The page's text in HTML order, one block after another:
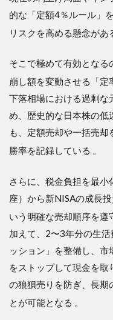
定率
と定
却の
メカ
ニズ
ム比
較と
SBI証
券の
自動
化機
3.4
下落
を乗
り切
るた
めの
「キ
シュ
クッ
ショ
的な「定額4％ルール」
リスクを高める懸念があ
そこで極めて有効となる
崩し額を変動させる「定
下落相場における過剰な
め、歴史的な日本株の低
も、定額売却や一括売
勝率を記録している 。
さらに、税金負担を最小
座）から新NISAの成長
いう明確な売却順序を遵
加えて、2〜3年分の生
ッション」を整備し、
をストップして現金を
の狼狽売りを防ぎ、長期
とが可能となる 。